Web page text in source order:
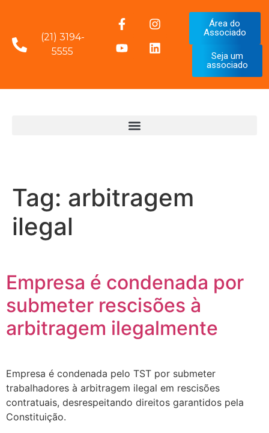
(21) 3194-
5555
Área do
Associado
Seja um
associado
Tag: arbitragem
ilegal
Empresa é condenada por
submeter rescisões à
arbitragem ilegalmente
Empresa é condenada pelo TST por submeter
trabalhadores à arbitragem ilegal em rescisões
contratuais, desrespeitando direitos garantidos pela
Constituição.